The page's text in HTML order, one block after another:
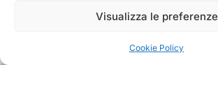
Visualizza le preferenze
Cookie Policy